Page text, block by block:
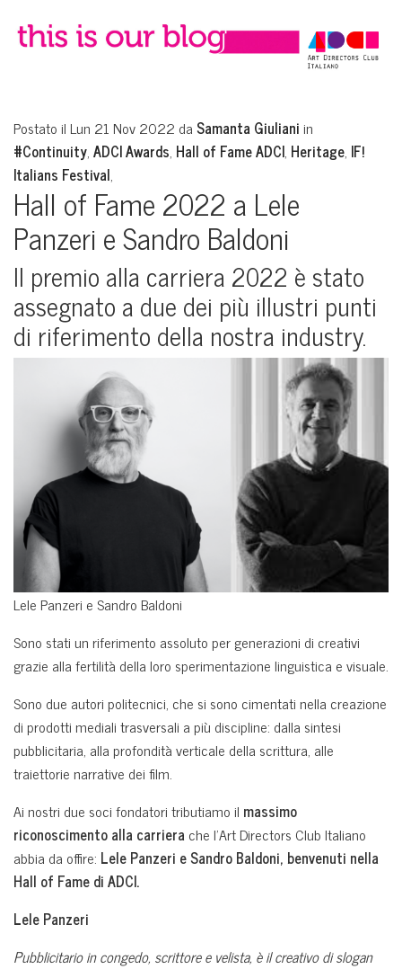
Postato il Lun 21 Nov 2022 daSamanta Giuliani in
#Continuity,ADCI Awards, Hall of Fame ADCI, Heritage, IF!
Italians Festival,
Hall of Fame 2022 a Lele
Panzeri e Sandro Baldoni
Il premio alla carriera 2022 è stato
assegnato a due dei più illustri punti
di riferimento della nostra industry.
Lele Panzeri e Sandro Baldoni
Sono stati un riferimento assoluto per generazioni di creativi
grazie alla fertilità della loro sperimentazione linguistica e visuale.
Sono due autori politecnici, che si sono cimentati nella creazione
di prodotti mediali trasversali a più discipline: dalla sintesi
pubblicitaria, alla profondità verticale della scrittura, alle
traiettorie narrative dei film.
Ai nostri due soci fondatori tributiamo il massimo
riconoscimento alla carriera che l’Art Directors Club Italiano
abbia da offire: Lele Panzeri e Sandro Baldoni, benvenuti nella
Hall of Fame di ADCI.
Lele Panzeri
Pubblicitario in congedo, scrittore e velista, è il creativo di slogan